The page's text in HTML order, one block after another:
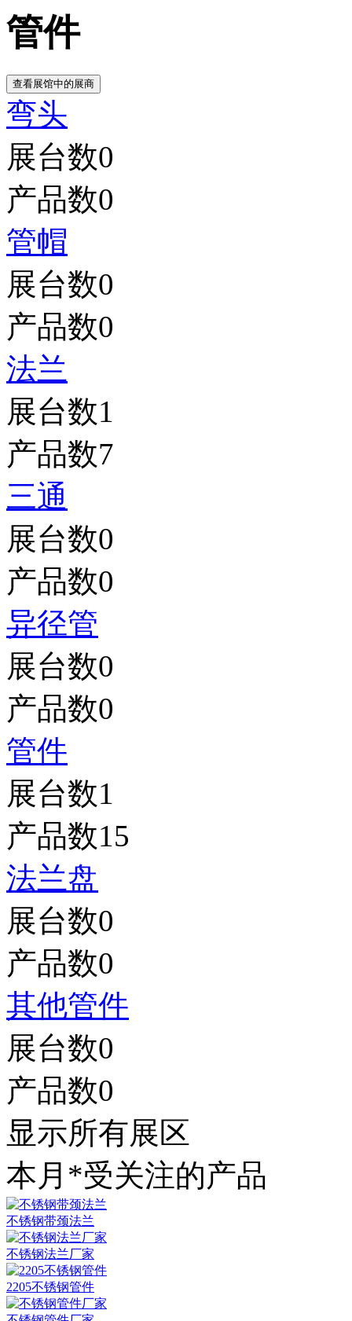
管件
弯头
展台数0
产品数0
管帽
展台数0
产品数0
法兰
展台数1
产品数7
三通
展台数0
产品数0
异径管
展台数0
产品数0
管件
展台数1
产品数15
法兰盘
展台数0
产品数0
其他管件
展台数0
产品数0
显示所有展区
本月*受关注的产品
不锈钢带颈法兰
不锈钢法兰厂家
2205不锈钢管件